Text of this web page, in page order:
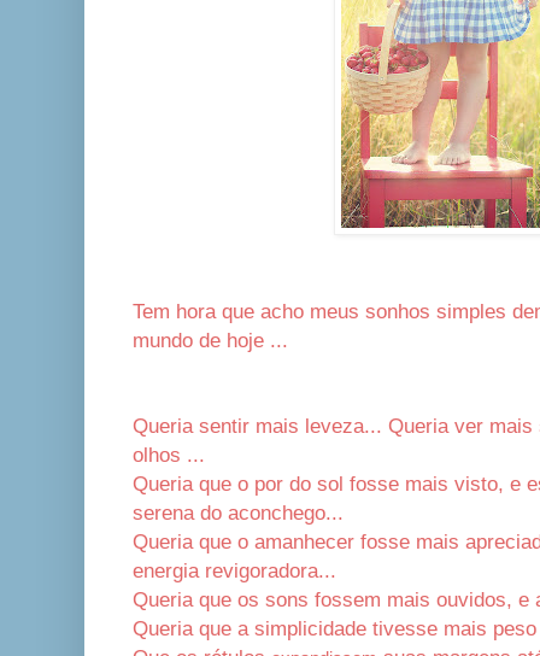
Tem hora que acho meus sonhos simples
mundo de hoje ...
Queria sentir mais leveza... Queria ver
olhos ...
Queria que o por do sol fosse mais visto, e
serena do aconchego...
Queria que o amanhecer fosse mais
energia revigoradora...
Queria que os sons fossem mais ouvidos, e
Queria que a simplicidade tivesse mais